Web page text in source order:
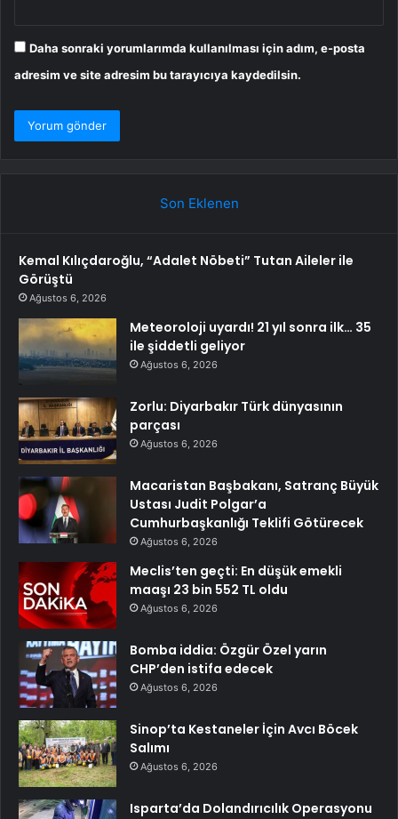
Daha sonraki yorumlarımda kullanılması için adım, e-posta
adresim ve site adresim bu tarayıcıya kaydedilsin.
Son Eklenen
Kemal Kılıçdaroğlu, “Adalet Nöbeti” Tutan Aileler ile
Görüştü
Ağustos 6, 2026
Meteoroloji uyardı! 21 yıl sonra ilk… 35
ile şiddetli geliyor
Ağustos 6, 2026
Zorlu: Diyarbakır Türk dünyasının
parçası
Ağustos 6, 2026
Macaristan Başbakanı, Satranç Büyük
Ustası Judit Polgar’a
Cumhurbaşkanlığı Teklifi Götürecek
Ağustos 6, 2026
Meclis’ten geçti: En düşük emekli
maaşı 23 bin 552 TL oldu
Ağustos 6, 2026
Bomba iddia: Özgür Özel yarın
CHP’den istifa edecek
Ağustos 6, 2026
Sinop’ta Kestaneler İçin Avcı Böcek
Salımı
Ağustos 6, 2026
Isparta’da Dolandırıcılık Operasyonu